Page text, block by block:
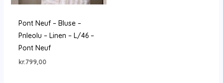
Pont Neuf – Bluse –
Pnleolu – Linen – L/46 –
Pont Neuf
kr.799,00